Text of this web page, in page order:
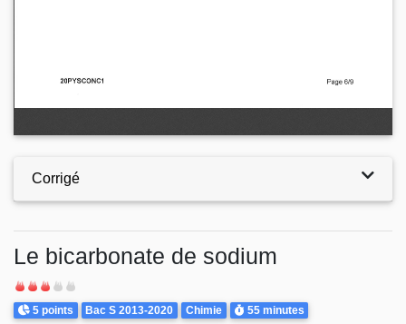
Corrigé
Le bicarbonate de sodium
Difficulté
Points
5 points Theme
Bac S 2013-2020 Chimie Durée
55 minutes